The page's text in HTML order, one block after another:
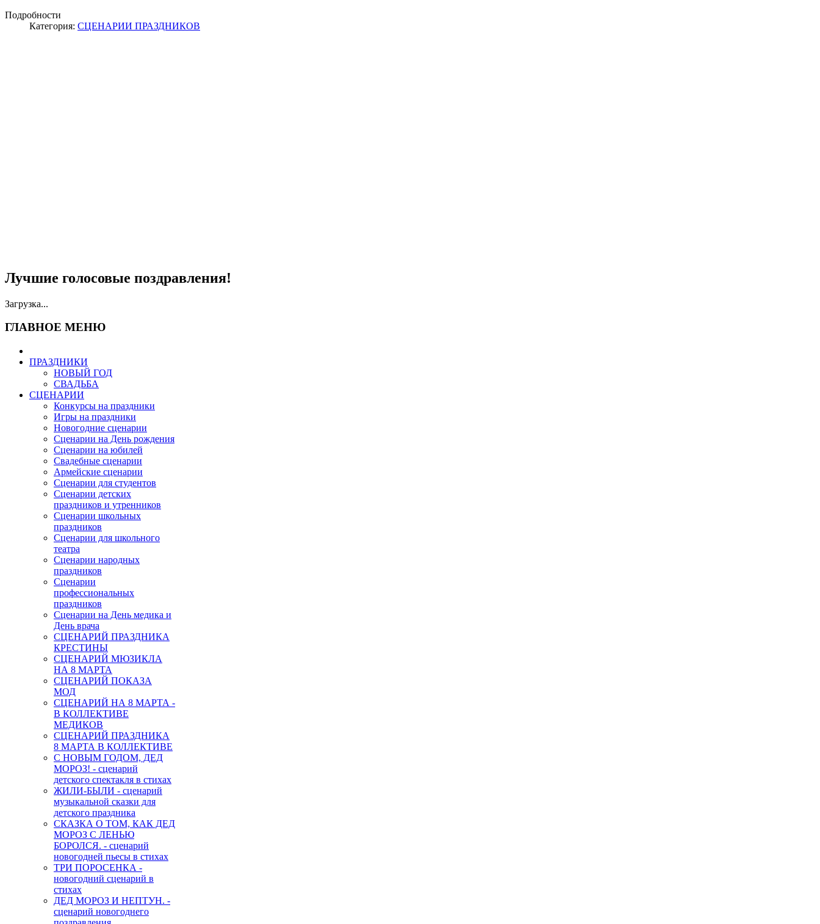
Подробности
Категория: СЦЕНАРИИ ПРАЗДНИКОВ
Лучшие голосовые поздравления!
Загрузка...
ГЛАВНОЕ МЕНЮ
ПРАЗДНИКИ
НОВЫЙ ГОД
СВАДЬБА
СЦЕНАРИИ
Конкурсы на праздники
Игры на праздники
Новогодние сценарии
Сценарии на День рождения
Сценарии на юбилей
Свадебные сценарии
Армейские сценарии
Сценарии для студентов
Сценарии детских
праздников и утренников
Сценарии школьных
праздников
Сценарии для школьного
театра
Сценарии народных
праздников
Сценарии
профессиональных
праздников
Сценарии на День медика и
День врача
СЦЕНАРИЙ ПРАЗДНИКА
КРЕСТИНЫ
СЦЕНАРИЙ МЮЗИКЛА
НА 8 МАРТА
СЦЕНАРИЙ ПОКАЗА
МОД
СЦЕНАРИЙ НА 8 МАРТА -
В КОЛЛЕКТИВЕ
МЕДИКОВ
СЦЕНАРИЙ ПРАЗДНИКА
8 МАРТА В КОЛЛЕКТИВЕ
С НОВЫМ ГОДОМ, ДЕД
МОРОЗ! - сценарий
детского спектакля в стихах
ЖИЛИ-БЫЛИ - сценарий
музыкальной сказки для
детского праздника
СКАЗКА О ТОМ, КАК ДЕД
МОРОЗ С ЛЕНЬЮ
БОРОЛСЯ. - сценарий
новогодней пьесы в стихах
ТРИ ПОРОСЕНКА -
новогодний сценарий в
стихах
ДЕД МОРОЗ И НЕПТУН. -
сценарий новогоднего